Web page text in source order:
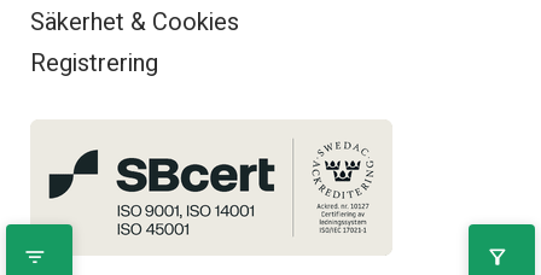
filter_list filter_alt
Säkerhet & Cookies
Registrering